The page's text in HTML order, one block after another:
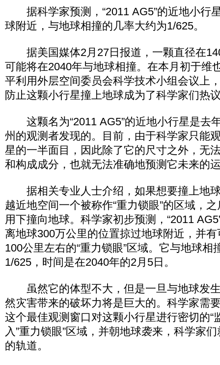
据科学家预测，“2011 AG5”的近地小行
球附近，与地球相撞的几率大约为1/625。
据美国媒体2月27日报道，一颗直径在
可能将在2040年与地球相撞。在本月初于维
平利用外层空间委员会科学技术小组会议上
防止这颗小行星撞上地球成为了科学家们热
这颗名为“2011 AG5”的近地小行星是去
州的观测者发现的。目前，由于科学家只能
星的一半面目，因此除了它的尺寸之外，无
和构成成分，也就无法准确地预测它未来的
据相关专业人士介绍，如果想要撞上地
越近地空间一个被称作“重力锁眼”的区域，
用下撞向地球。科学家初步预测，“2011
离地球300万公里的位置掠过地球附近，并
100公里左右的“重力锁眼”区域。它与地球相
1/625，时间是在2040年的2月5日。
虽然它的体型不大，但是一旦与地球发
然灾害带来的破坏力将是巨大的。科学家需
这个最佳观测窗口对这颗小行星进行密切的“
入”重力锁眼”区域，并朝地球袭来，科学家
的轨道。